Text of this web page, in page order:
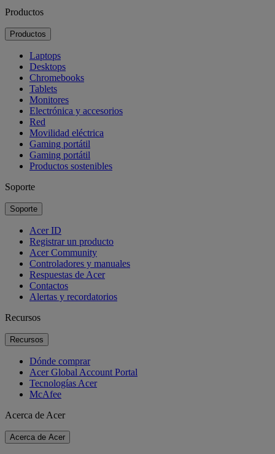
Productos
Productos
Laptops
Desktops
Chromebooks
Tablets
Monitores
Electrónica y accesorios
Red
Movilidad eléctrica
Gaming portátil
Gaming portátil
Productos sostenibles
Soporte
Soporte
Acer ID
Registrar un producto
Acer Community
Controladores y manuales
Respuestas de Acer
Contactos
Alertas y recordatorios
Recursos
Recursos
Dónde comprar
Acer Global Account Portal
Tecnologías Acer
McAfee
Acerca de Acer
Acerca de Acer